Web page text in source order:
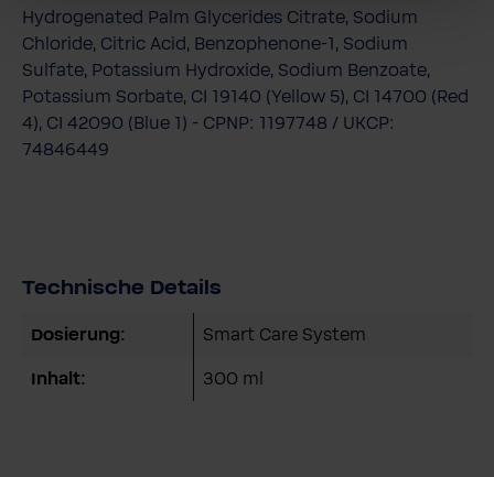
Hydrogenated Palm Glycerides Citrate, Sodium
Chloride, Citric Acid, Benzophenone-1, Sodium
Sulfate, Potassium Hydroxide, Sodium Benzoate,
Potassium Sorbate, CI 19140 (Yellow 5), CI 14700 (Red
4), CI 42090 (Blue 1) - CPNP: 1197748 / UKCP:
74846449
Technische Details
Dosierung: Smart Care System
Inhalt: 300 ml